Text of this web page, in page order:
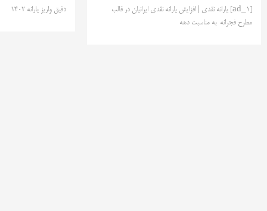
[ad_1] یارانه نقدی | افزایش یارانه نقدی ایرانیان در قالب
مطرح فجرانه به مناسبت دهه
دقیق واریز یارانه ۱۴۰۲